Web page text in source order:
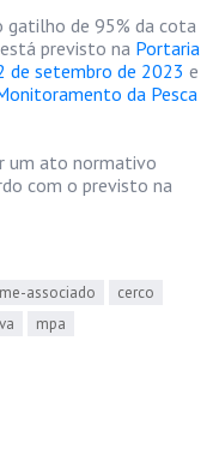
gatilho de 95% da cota
previsto na Portaria
de setembro de 2023 e
da Pesca
um ato normativo
com o previsto na
associado
cerco
mpa